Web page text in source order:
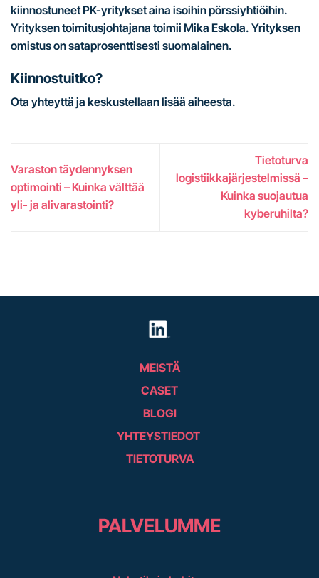
kiinnostuneet PK-yritykset aina isoihin pörssiyhtiöihin.
Yrityksen toimitusjohtajana toimii Mika Eskola. Yrityksen
omistus on sataprosenttisesti suomalainen.
Kiinnostuitko?
Ota yhteyttä ja keskustellaan lisää aiheesta.
Varaston täydennyksen
optimointi – Kuinka välttää
yli- ja alivarastointi?
Tietoturva
logistiikkajärjestelmissä –
Kuinka suojautua
kyberuhilta?
MEISTÄ
CASET
BLOGI
YHTEYSTIEDOT
TIETOTURVA
PALVELUMME